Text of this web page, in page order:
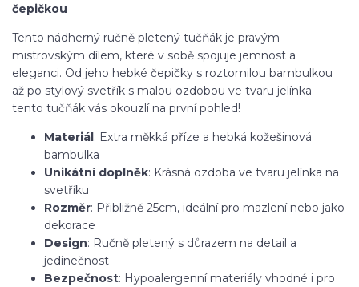
čepičkou
Tento nádherný ručně pletený tučňák je pravým
mistrovským dílem, které v sobě spojuje jemnost a
eleganci. Od jeho hebké čepičky s roztomilou bambulkou
až po stylový svetřík s malou ozdobou ve tvaru jelínka –
tento tučňák vás okouzlí na první pohled!
Materiál: Extra měkká příze a hebká kožešinová
bambulka
Unikátní doplněk: Krásná ozdoba ve tvaru jelínka na
svetříku
Rozměr: Přibližně 25cm, ideální pro mazlení nebo jako
dekorace
Design: Ručně pletený s důrazem na detail a
jedinečnost
Bezpečnost: Hypoalergenní materiály vhodné i pro